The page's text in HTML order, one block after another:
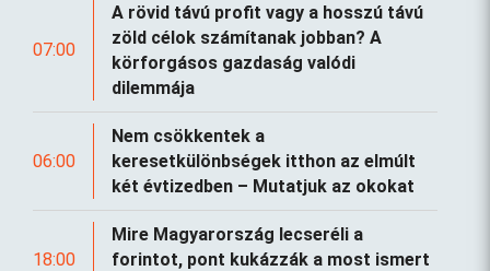
07:00
A rövid távú profit vagy a hosszú távú
zöld célok számítanak jobban? A
körforgásos gazdaság valódi
dilemmája
06:00
Nem csökkentek a
keresetkülönbségek itthon az elmúlt
két évtizedben – Mutatjuk az okokat
18:00
Mire Magyarország lecseréli a
forintot, pont kukázzák a most ismert